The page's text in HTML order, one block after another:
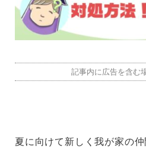
記事内に広告を含む
夏に向けて新しく我が家の